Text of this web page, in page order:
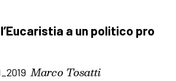
a un politico pro
Marco Tosatti